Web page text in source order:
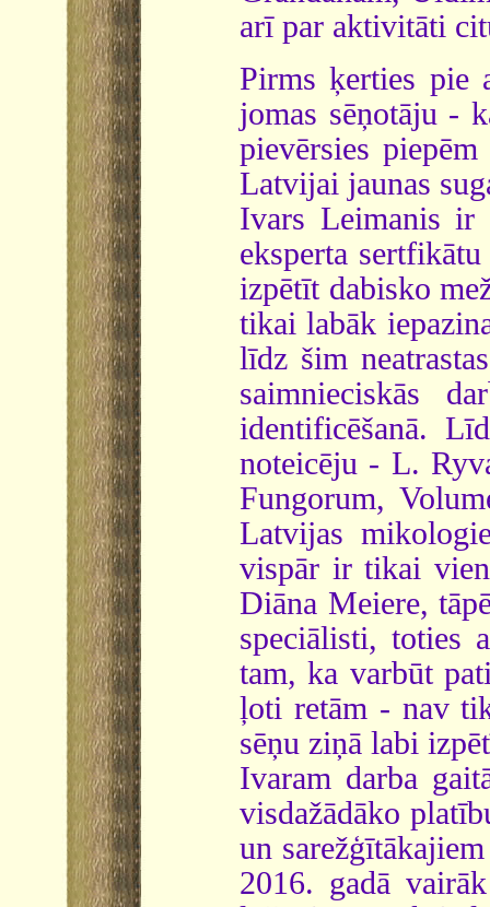
arī par aktivitāti
Pirms ķerties pie
jomas sēņotāju -
pievērsies
Latvijai jaunas
Ivars Leimanis ir
eksperta
izpētīt dabisko
tikai labāk
līdz šim
saimnieciskās
identificēšanā.
noteicēju - L.
Fungorum,
Latvijas
vispār ir tikai
Diāna Meiere,
speciālisti, toties
tam, ka varbūt
ļoti retām - nav
sēņu ziņā labi
Ivaram darba
visdažādāko
un
2016. gadā